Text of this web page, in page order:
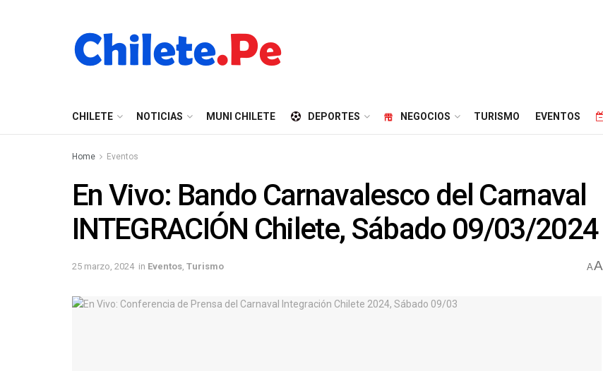
CHILETE NOTICIAS MUNI CHILETE DEPORTES NEGOCIOS TURISMO EVENTOS
Home Eventos
En Vivo: Bando Carnavalesco del Carnaval
INTEGRACIÓN Chilete, Sábado 09/03/2024
25 marzo, 2024 in Eventos Turismo AA